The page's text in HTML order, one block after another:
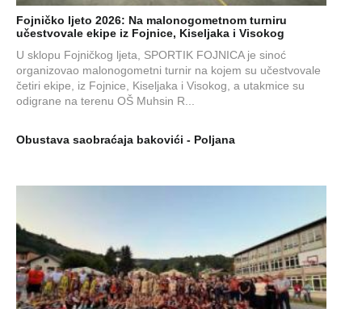
Fojničko ljeto 2026: Na malonogometnom turniru
učestvovale ekipe iz Fojnice, Kiseljaka i Visokog
U sklopu Fojničkog ljeta, SPORTIK FOJNICA je sinoć
organizovao malonogometni turnir na kojem su učestvovale
četiri ekipe, iz Fojnice, Kiseljaka i Visokog, a utakmice su
odigrane na terenu OŠ Muhsin R...
Obustava saobraćaja bakovići - Poljana